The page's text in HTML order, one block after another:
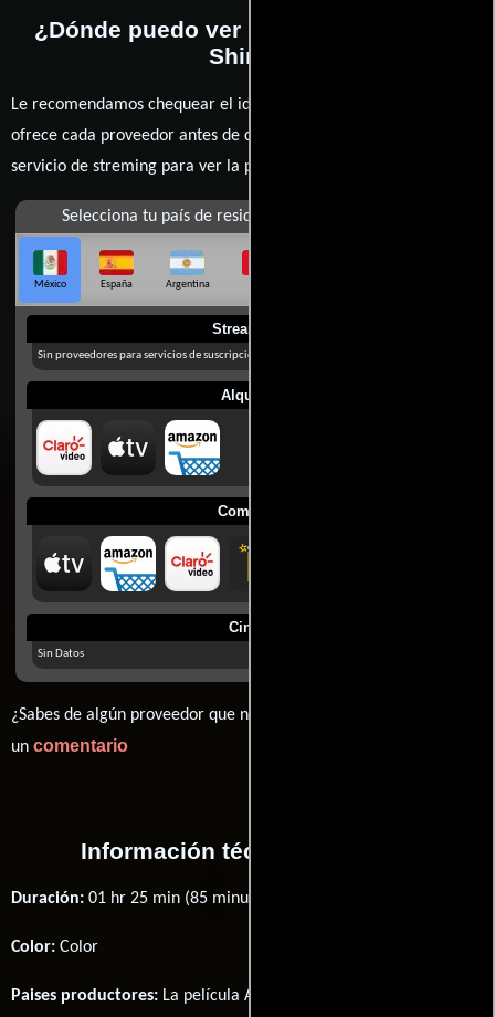
¿Dónde puedo ver la películas Always
Shine?
Le recomendamos chequear el idioma, doblaje o subtítulos que
ofrece cada proveedor antes de comprar, alquilar o contratar un
servicio de streming para ver la películas.
Selecciona tu país de residencia
México España Argentina
Streaming
Sin proveedores para servicios de suscripción en México
Alquilar
Comprar
Cines
Sin Datos
¿Sabes de algún proveedor que no estamos mostrando? déjanos
un comentario
Información técnica y general
Duración: 01 hr 25 min (85 minutos) .
Color: Color
Paises productores: La película Always Shine fué producida en